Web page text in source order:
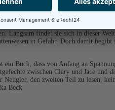
in New York. Doch an dem Tag, an
findet sie sich in dieser
in Gefahr. Doch damit
Buch, dass von Anfang an
zwischen Clary und Jace und
den zweiten Teil zu lesen,
Beck